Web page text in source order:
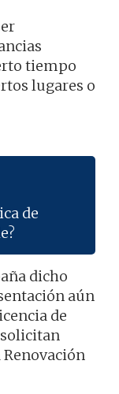
tiempo
lugares o
de
dicho
aún
de
Renovación